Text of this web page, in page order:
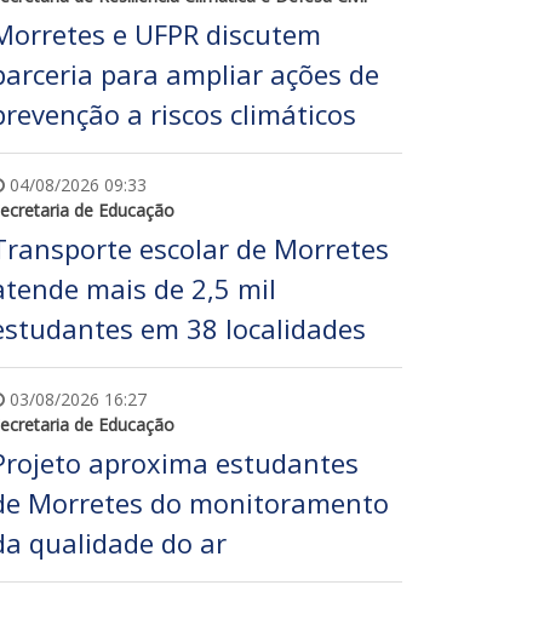
e UFPR discutem
para ampliar ações de
a riscos climáticos
04/08/2026 09:33
de Educação
escolar de Morretes
mais de 2,5 mil
em 38 localidades
03/08/2026 16:27
de Educação
aproxima estudantes
Morretes do monitoramento
qualidade do ar